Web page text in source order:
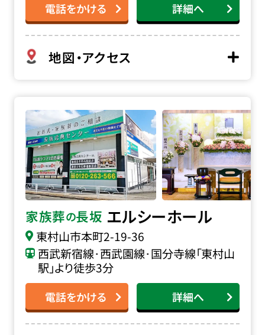
電話をかける 詳細へ
地図・アクセス
家族葬の長坂 エルシーホール
東村山市本町2-19-36
西武新宿線･西武園線･国分寺線「東村山
駅」より徒歩3分
電話をかける 詳細へ